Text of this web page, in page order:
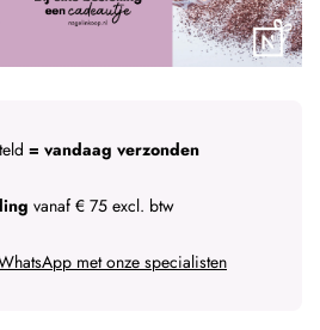
= vandaag verzonden
vanaf € 75 excl. btw
met onze specialisten